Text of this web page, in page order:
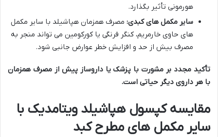
هورمونی تأثیر بگذارد.
سایر مکمل های کبدی: مصرف همزمان هپاشیلد با سایر مکمل
های حاوی خارمریم، کنگر فرنگی یا کورکومین می تواند منجر به
مصرف بیش از حد و افزایش خطر عوارض جانبی شود.
تأکید مجدد بر مشورت با پزشک یا داروساز پیش از مصرف همزمان
با هر داروی دیگر حیاتی است.
مقایسه کپسول هپاشیلد ویتامدیک با
سایر مکمل های مطرح کبد